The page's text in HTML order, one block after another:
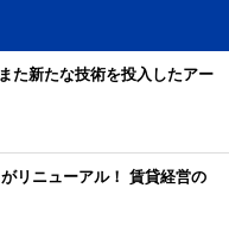
た新たな技術を投入したアー
リニューアル！ 賃貸経営の